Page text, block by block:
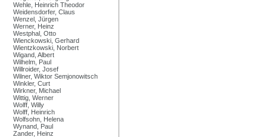
Wehle, Heinrich Theodor
Weidensdorfer, Claus
Wenzel, Jürgen
Werner, Heinz
Westphal, Otto
Wienckowski, Gerhard
Wientzkowski, Norbert
Wigand, Albert
Wilhelm, Paul
Willroider, Josef
Wilner, Wiktor Semjonowitsch
Winkler, Curt
Wirkner, Michael
Wittig, Werner
Wolff, Willy
Wolff, Heinrich
Wolfsohn, Helena
Wynand, Paul
Zander, Heinz